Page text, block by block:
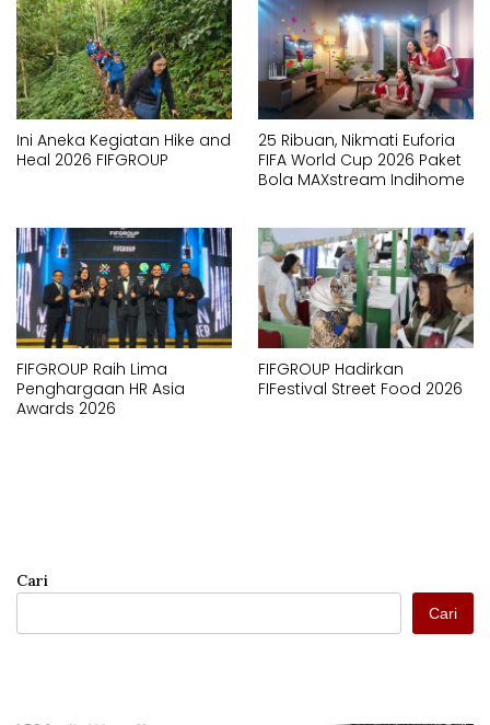
Ini Aneka Kegiatan Hike and
Heal 2026 FIFGROUP
25 Ribuan, Nikmati Euforia
FIFA World Cup 2026 Paket
Bola MAXstream Indihome
FIFGROUP Raih Lima
Penghargaan HR Asia
Awards 2026
FIFGROUP Hadirkan
FIFestival Street Food 2026
Cari
Cari